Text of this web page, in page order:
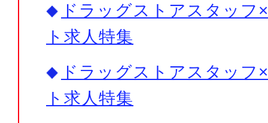
ドラッグストアスタッフ
ト求人特集
ドラッグストアスタッフ
ト求人特集